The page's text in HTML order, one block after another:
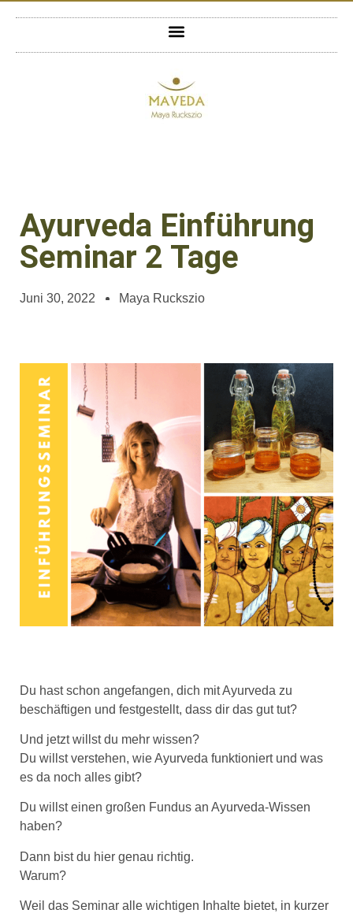
Ayurveda Einführung
Seminar 2 Tage
Juni 30, 2022 Maya Ruckszio
Du hast schon angefangen, dich mit Ayurveda zu
beschäftigen und festgestellt, dass dir das gut tut?
Und jetzt willst du mehr wissen?
Du willst verstehen, wie Ayurveda funktioniert und was
es da noch alles gibt?
Du willst einen großen Fundus an Ayurveda-Wissen
haben?
Dann bist du hier genau richtig.
Warum?
Weil das Seminar alle wichtigen Inhalte bietet, in kurzer